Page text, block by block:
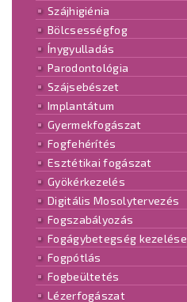
Szájhigiénia
Bölcsességfog
Ínygyulladás
Parodontológia
Szájsebészet
Implantátum
Gyermekfogászat
Fogfehérítés
Esztétikai fogászat
Gyökérkezelés
Digitális Mosolytervezés
Fogszabályozás
Fogágybetegség kezelése
Fogpótlás
Fogbeültetés
Lézerfogászat